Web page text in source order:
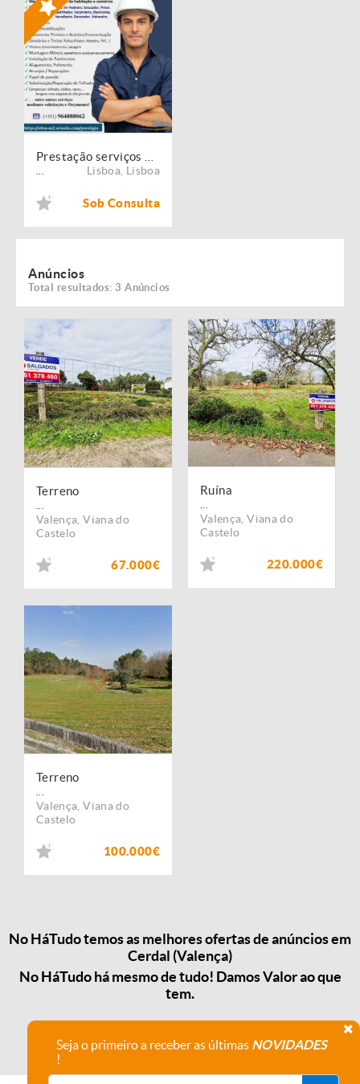
Lisboa Lisboa
Sob Consulta
Anúncios
Total resultados: 3 Anúncios
Terreno
Valença ,Viana do
Castelo
67.000€
Ruína
Valença ,Viana do
Castelo
220.000€
Terreno
Valença ,Viana do
Castelo
100.000€
No HáTudo temos as melhores ofertas de anúncios em
Cerdal (Valença)
No HáTudo há mesmo de tudo! Damos Valor ao que
tem.
Seja o primeiro a receber as últimas NOVIDADES
!